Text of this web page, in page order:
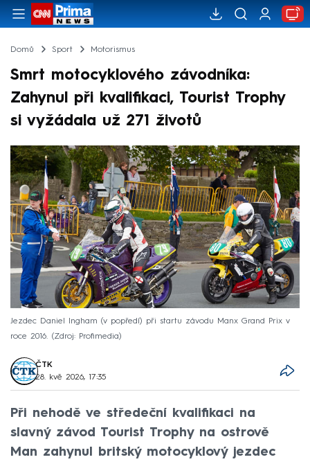
Domů Sport Motorismus
Smrt motocyklového závodníka:
Zahynul při kvalifikaci, Tourist Trophy
si vyžádala už 271 životů
Jezdec Daniel Ingham (v popředí) při startu závodu Manx Grand Prix v
roce 2016.
Zdroj: Profimedia
ČTK
28. kvě 2026, 17:35
Při nehodě ve středeční kvalifikaci na
slavný závod Tourist Trophy na ostrově
Man zahynul britský motocyklový jezdec